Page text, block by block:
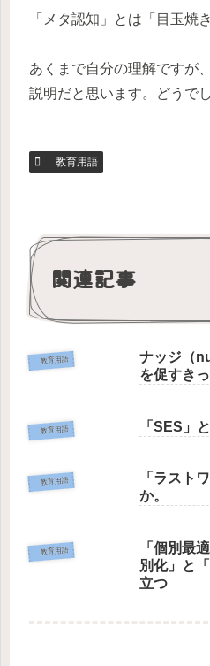
「メタ認知」とは「目玉焼
あくまで自分の理解ですが
説明だと思います。どうで
教育用語
関連記事
教育用語
ナッジ（
を促すき
教育用語 「SES」
教育用語
「ラスト
か。
教育用語
「個別最
別化」と
立つ